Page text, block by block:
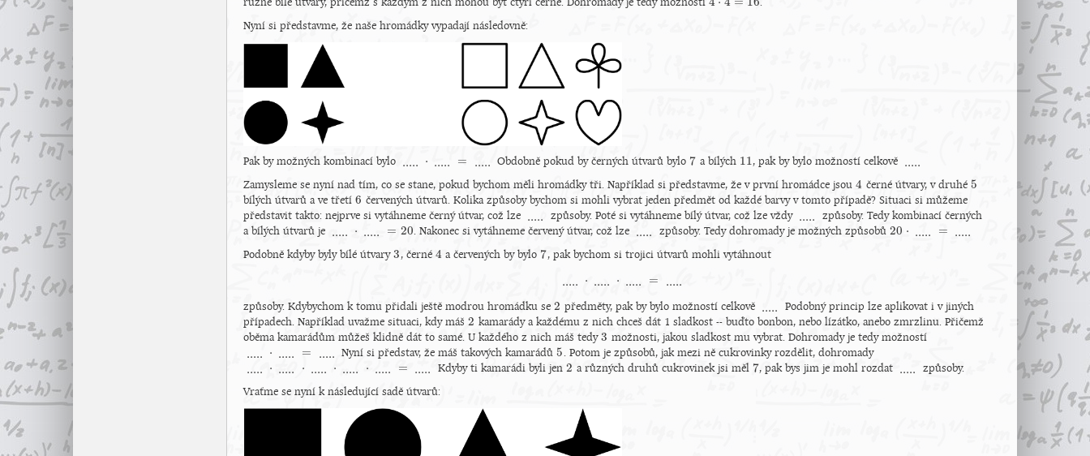
různé bílé útvary, přičemž s každým z nich mohou být čtyři černé. Dohromady je tedy možností 4 4 =16
.
Nyní si představme, že naše hromádky vypadají následovně:
Pak by možných kombinací bylo ..... ⋅ ..... = .....
..... .....=..... Obdobně pokud by černých útvarů bylo 7
7 a bílých 11
11, pak by bylo možností celkově .....
.....
Zamysleme se nyní nad tím, co se stane, pokud bychom měli hromádky tři. Například si představme, že v první hromádce jsou 4
4 černé útvary, v druhé 5
5
bílých útvarů a ve třetí 6
6 červených útvarů. Kolika způsoby bychom si mohli vybrat jeden předmět od každé barvy v tomto případě? Situaci si můžeme
představit takto: nejprve si vytáhneme černý útvar, což lze .....
..... způsoby. Poté si vytáhneme bílý útvar, což lze vždy .....
..... způsoby. Tedy kombinací černých
a bílých útvarů je ..... ⋅ ..... = 20
..... .....=20 . Nakonec si vytáhneme červený útvar, což lze .....
..... způsoby. Tedy dohromady je možných způsobů20 ⋅ ..... = .....
20⋅ .....=.....
Podobně kdyby byly bílé útvary3
3, černé 4
4 a červených by bylo 7
7, pak bychom si trojici útvarů mohli vytáhnout
..... ⋅ ..... ⋅ ..... = .....
.....⋅..... .....
.....
způsoby. Kdybychom k tomu přidali ještě modrou hromádku se 2
2 předměty, pak by bylo možností celkově .....
.....
Podobný princip lze aplikovat i v jiných
případech. Například uvažme situaci, kdy máš 2
2 kamarády a každému z nich chceš dát 1 sladkost -- buďto bonbon, nebo lízátko, anebo zmrzlinu. Přičemž
oběma kamarádům můžeš klidně dát to samé. U každého z nich máš tedy3
3 možnosti, jakou sladkost mu vybrat. Dohromady je tedy možností
..... ⋅ ..... = .....
..... .....=..... Nyní si představ, že máš takových kamarádů5
5. Potom je způsobů, jak mezi ně cukrovinky rozdělit, dohromady
..... ⋅ ..... ⋅ ..... ⋅ ..... ⋅ ..... = .....
..... .....⋅..... ..... .....=..... Kdyby ti kamarádi byli jen 2
2 a různých druhů cukrovinek jsi měl 7
7, pak bys jim je mohl rozdat .....
..... způsoby.
Vraťme se nyní k následující sadě útvarů: